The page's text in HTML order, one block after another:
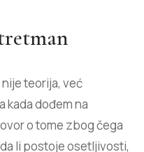
teorija, već
kada dođem na
o tome zbog čega
li postoje osetljivosti,